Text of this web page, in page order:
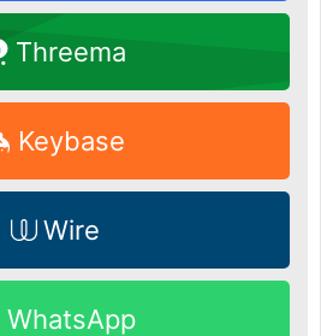
Threema
Keybase
Wire
WhatsApp